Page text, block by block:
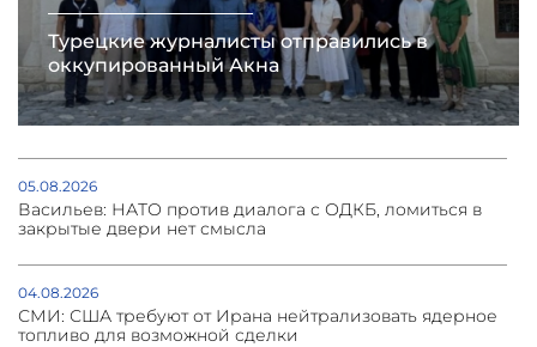
Турецкие журналисты отправились в
оккупированный Акна
05.08.2026
Васильев: НАТО против диалога с ОДКБ, ломиться в
закрытые двери нет смысла
04.08.2026
СМИ: США требуют от Ирана нейтрализовать ядерное
топливо для возможной сделки